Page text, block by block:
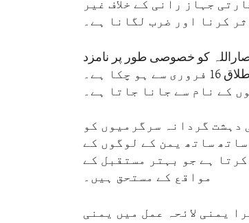
جہاز رانی کے خلاف غیر
کرنا اور ضرب لگانا ہے۔
کو خصوصی طور پر نامزد
عالمی دہشت گرد تنظیم قرار دینے کا اعلان کیا اور جس کا اطلاق 16 فروری سے ہو چکا ہے۔
کے نام سے جانا جاتا ہے۔
دہشت گردانہ سرگرمیوں کو
ساتھ یمن کے لوگوں کے
ہے جو بہتر مستقبل کے
مواقع کے مستحق ہیں۔
یمنی لائحہ عمل میں یمنی